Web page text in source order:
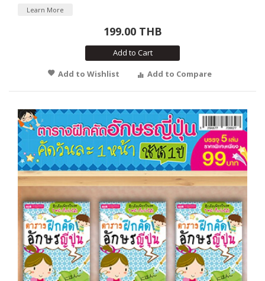
Learn More
199.00 THB
Add to Cart
Add to Wishlist
Add to Compare